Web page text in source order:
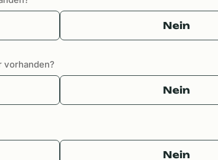
Nein
vorhanden?
Nein
Nein